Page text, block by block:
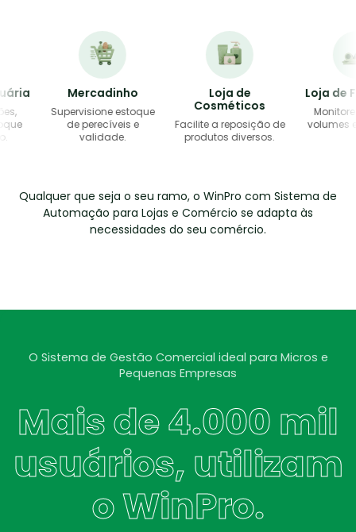
Mercadinho
Supervisione estoque
de perecíveis e
validade.
Loja de
Cosméticos
Facilite a reposição de
produtos diversos.
Loja de
Monitore
volumes e
Qualquer que seja o seu ramo, o WinPro com Sistema de
Automação para Lojas e Comércio se adapta às
necessidades do seu comércio.
O Sistema de Gestão Comercial ideal para Micros e
Pequenas Empresas
Mais de 4.000 mil
usuários, utilizam
o WinPro.